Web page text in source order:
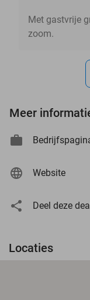
Met gastvrije
zoom.
Meer
Website
Deel deze
Locaties